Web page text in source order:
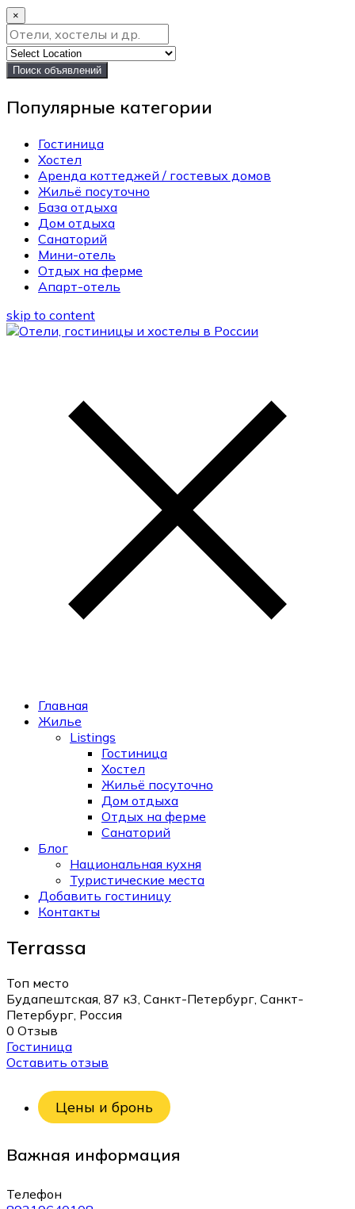
×
Поиск объявлений
Популярные категории
Гостиница
Хостел
Аренда коттеджей / гостевых домов
Жильё посуточно
База отдыха
Дом отдыха
Санаторий
Мини-отель
Отдых на ферме
Апарт-отель
skip to content
Главная
Жилье
Listings
Гостиница
Хостел
Жильё посуточно
Дом отдыха
Отдых на ферме
Санаторий
Блог
Национальная кухня
Туристические места
Добавить гостиницу
Контакты
Terrassa
Топ место
Будапештская, 87 к3, Санкт-Петербург, Санкт-
Петербург, Россия
0 Отзыв
Гостиница
Оставить отзыв
Цены и бронь
Важная информация
Телефон